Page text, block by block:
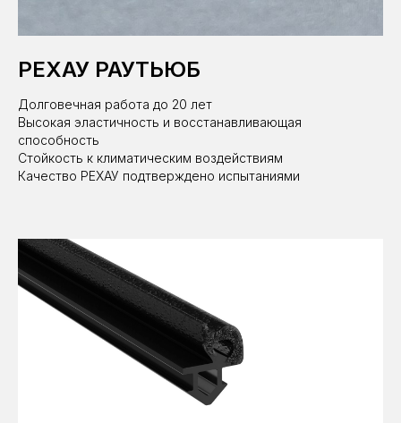
РЕХАУ РАУТЬЮБ
Долговечная работа до 20 лет
Высокая эластичность и восстанавливающая
способность
Стойкость к климатическим воздействиям
Качество РЕХАУ подтверждено испытаниями